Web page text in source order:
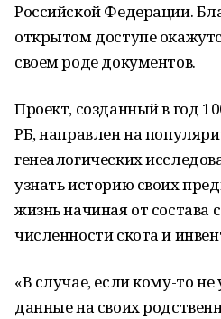
Российской Федерации.
открытом доступе
своем роде документов.
Проект, созданный в год
РБ, направлен на
генеалогических
узнать историю своих
жизнь начиная от состава
численности скота и
«В случае, если кому-то
данные на своих